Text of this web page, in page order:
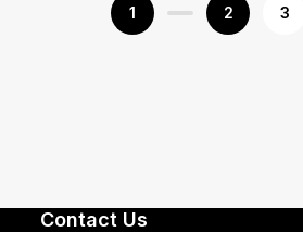
1 2 3
Contact Us